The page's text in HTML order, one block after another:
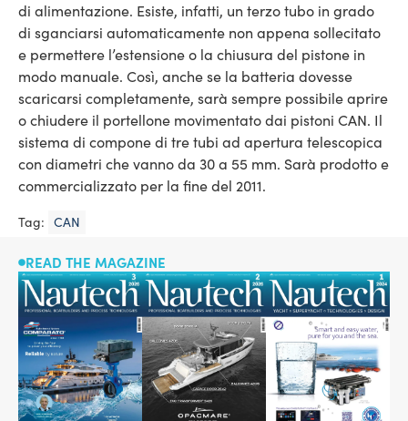
di alimentazione. Esiste, infatti, un terzo tubo in grado
di sganciarsi automaticamente non appena sollecitato
e permettere l’estensione o la chiusura del pistone in
modo manuale. Così, anche se la batteria dovesse
scaricarsi completamente, sarà sempre possibile aprire
o chiudere il portellone movimentato dai pistoni CAN. Il
sistema di compone di tre tubi ad apertura telescopica
con diametri che vanno da 30 a 55 mm. Sarà prodotto e
commercializzato per la fine del 2011.
Tag: CAN
READ THE MAGAZINE